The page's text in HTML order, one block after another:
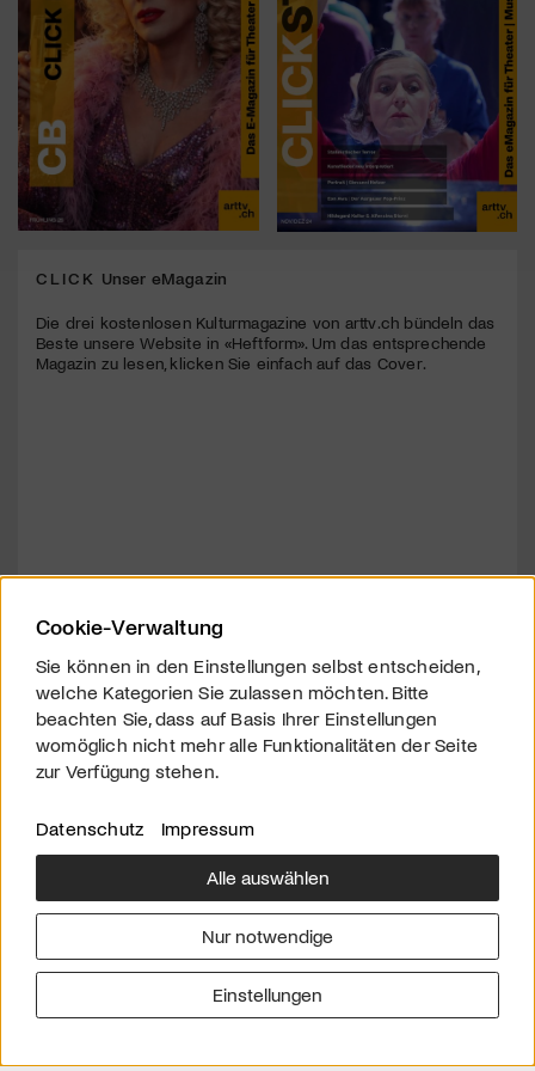
CLICK Unser eMagazin
Die drei kostenlosen Kulturmagazine von arttv.ch bündeln das
Beste unsere Website in «Heftform». Um das entsprechende
Magazin zu lesen, klicken Sie einfach auf das Cover.
Über uns
Downloads
Werben
Impressum
Cookie-Verwaltung
Sie können in den Einstellungen selbst entscheiden,
welche Kategorien Sie zulassen möchten. Bitte
beachten Sie, dass auf Basis Ihrer Einstellungen
womöglich nicht mehr alle Funktionalitäten der Seite
zur Verfügung stehen.
Datenschutz Impressum
Alle auswählen
Nur notwendige
Einstellungen